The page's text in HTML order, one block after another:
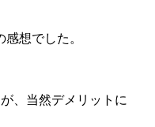
想でした。
、当然デメリットに